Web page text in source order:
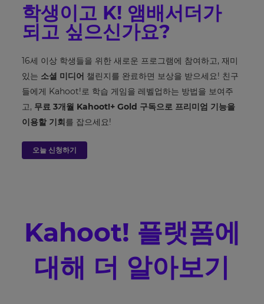
학생이고 K! 앰배서더가
되고 싶으신가요?
16세 이상 학생들을 위한 새로운 프로그램에 참여하고, 재미
있는 소셜 미디어 챌린지를 완료하면 보상을 받으세요! 친구
들에게 Kahoot!로 학습 게임을 레벨업하는 방법을 보여주
고, 무료 3개월 Kahoot!+ Gold 구독으로 프리미엄 기능을
이용할 기회를 잡으세요!
오늘 신청하기
Kahoot! 플랫폼에
대해 더 알아보기
Update
your
settings.
Update
your
region
and
country